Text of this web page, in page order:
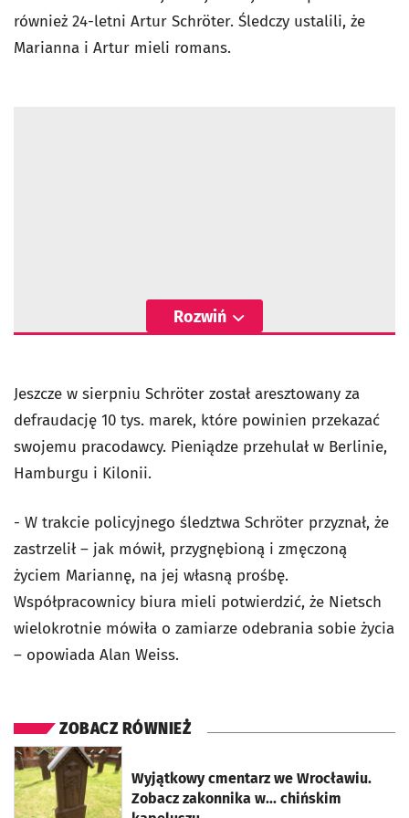
również 24-letni Artur Schröter. Śledczy ustalili, że
Marianna i Artur mieli romans.
Rozwiń
Jeszcze w sierpniu Schröter został aresztowany za
defraudację 10 tys. marek, które powinien przekazać
swojemu pracodawcy. Pieniądze przehulał w Berlinie,
Hamburgu i Kilonii.
- W trakcie policyjnego śledztwa Schröter przyznał, że
zastrzelił – jak mówił, przygnębioną i zmęczoną
życiem Mariannę, na jej własną prośbę.
Współpracownicy biura mieli potwierdzić, że Nietsch
wielokrotnie mówiła o zamiarze odebrania sobie życia
– opowiada Alan Weiss.
ZOBACZ RÓWNIEŻ
Wyjątkowy cmentarz we Wrocławiu.
Zobacz zakonnika w... chińskim
otworzy się w nowej karcie